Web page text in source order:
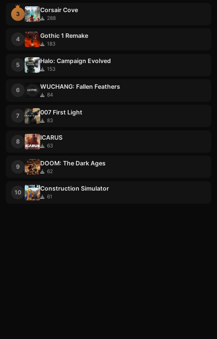
3 Corsair Cove
288
4 Gothic 1 Remake
183
5 Halo: Campaign Evolved
153
6 WUCHANG: Fallen Feathers
84
7 007 First Light
83
8 ICARUS
63
9 DOOM: The Dark Ages
62
10 Construction Simulator
61